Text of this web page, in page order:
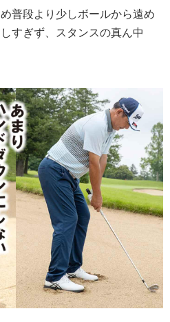
普段より少しボールから遠め
すぎず、スタンスの真ん中